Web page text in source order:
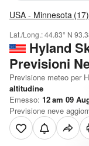
USA - Minnesota (17)
Lat./Long.:44.83° N
Hyland
Previsioni
Previsione meteo per
altitudine
Emesso: 12 am 09
Previsione neve